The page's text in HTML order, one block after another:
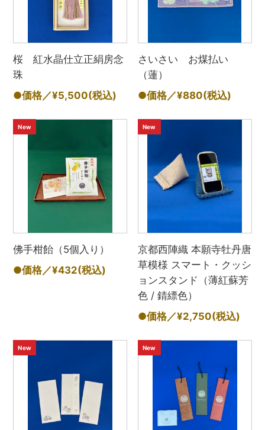
桜 紅水晶仕立正絹房念
珠
●価格／¥5,500(税込)
さいさい お煤払い
（蓮）
●価格／¥880(税込)
New
佛手柑飴（5個入り）
●価格／¥432(税込)
New
京都西陣織 本願寺牡丹唐
草模様 スマート・クッシ
ョンスタンド（薄紅蘇芳
色 / 錆縹色）
●価格／¥2,750(税込)
New New